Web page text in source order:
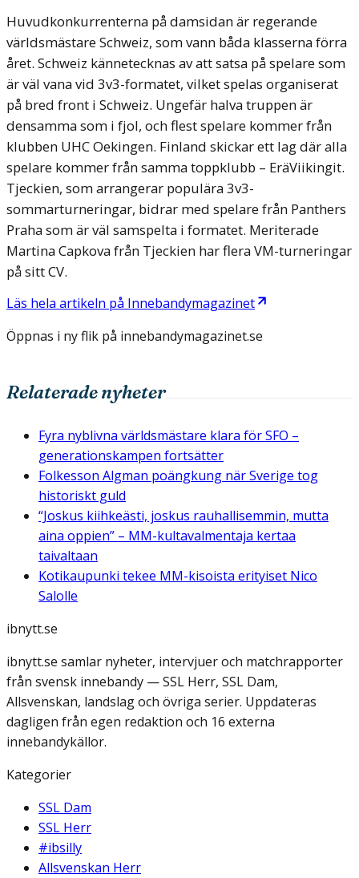
Huvudkonkurrenterna på damsidan är regerande
världsmästare Schweiz, som vann båda klasserna förra
året. Schweiz kännetecknas av att satsa på spelare som
är väl vana vid 3v3-formatet, vilket spelas organiserat
på bred front i Schweiz. Ungefär halva truppen är
densamma som i fjol, och flest spelare kommer från
klubben UHC Oekingen. Finland skickar ett lag där alla
spelare kommer från samma toppklubb – EräViikingit.
Tjeckien, som arrangerar populära 3v3-
sommarturneringar, bidrar med spelare från Panthers
Praha som är väl samspelta i formatet. Meriterade
Martina Capkova från Tjeckien har flera VM-turneringar
på sitt CV.
Läs hela artikeln på Innebandymagazinet
Öppnas i ny flik på innebandymagazinet.se
Relaterade nyheter
Fyra nyblivna världsmästare klara för SFO –
generationskampen fortsätter
Folkesson Algman poängkung när Sverige tog
historiskt guld
“Joskus kiihkeästi, joskus rauhallisemmin, mutta
aina oppien” – MM-kultavalmentaja kertaa
taivaltaan
Kotikaupunki tekee MM-kisoista erityiset Nico
Salolle
ibnytt.se
ibnytt.se samlar nyheter, intervjuer och matchrapporter
från svensk innebandy — SSL Herr, SSL Dam,
Allsvenskan, landslag och övriga serier. Uppdateras
dagligen från egen redaktion och 16 externa
innebandykällor.
Kategorier
SSL Dam
SSL Herr
#ibsilly
Allsvenskan Herr